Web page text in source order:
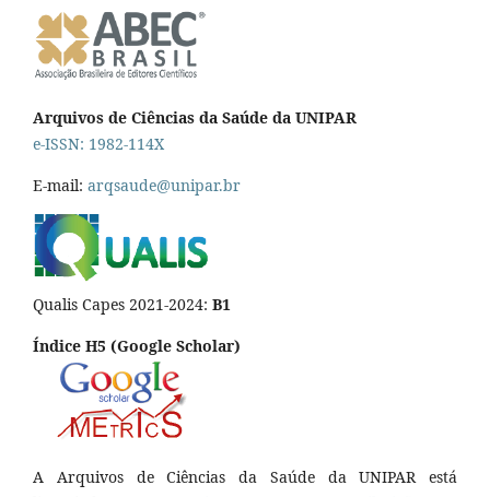
Arquivos de Ciências da Saúde da UNIPAR
e-ISSN: 1982-114X
E-mail: arqsaude@unipar.br
Qualis Capes 2021-2024: B1
Índice H5 (Google Scholar)
A Arquivos de Ciências da Saúde da UNIPAR está